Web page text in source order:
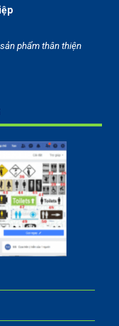
phẩm thân thiện